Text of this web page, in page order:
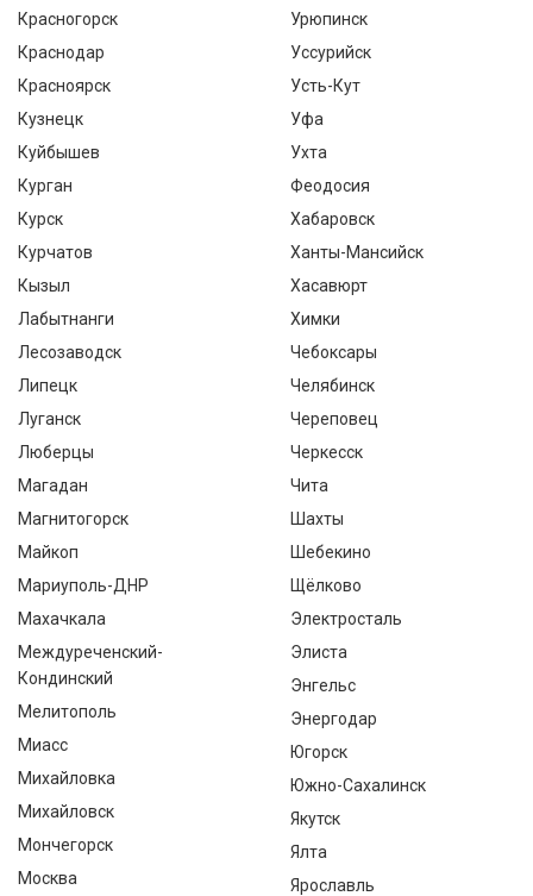
Красногорск
Краснодар
Красноярск
Кузнецк
Куйбышев
Курган
Курск
Курчатов
Кызыл
Лабытнанги
Лесозаводск
Липецк
Луганск
Люберцы
Магадан
Магнитогорск
Майкоп
Мариуполь-ДНР
Махачкала
Междуреченский-
Кондинский
Мелитополь
Миасс
Михайловка
Михайловск
Мончегорск
Москва
Урюпинск
Уссурийск
Усть-Кут
Уфа
Ухта
Феодосия
Хабаровск
Ханты-Мансийск
Хасавюрт
Химки
Чебоксары
Челябинск
Череповец
Черкесск
Чита
Шахты
Шебекино
Щёлково
Электросталь
Элиста
Энгельс
Энергодар
Югорск
Южно-Сахалинск
Якутск
Ялта
Ярославль